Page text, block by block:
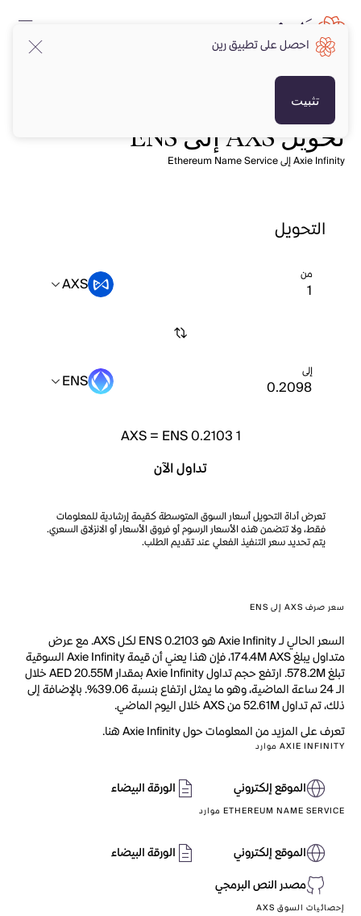
تحويل AXS إلى ENS
Axie Infinity إلى Ethereum Name Service
التحويل
من AXS
إلى ENS
1
AXS= ENS 0.2103
تداول الآن
تعرض أداة التحويل أسعار السوق المتوسطة كقيمة إرشادية للمعلومات
فقط، ولا تتضمن هذه الأسعار الرسوم أو فروق الأسعار أو الانزلاق السعري.
يتم تحديد سعر التنفيذ الفعلي عند تقديم الطلب.
سعر صرف AXS إلى ENS
السعر الحالي لـ Axie Infinity هو ENS 0.2103 لكل AXS. مع عرض
متداول يبلغ 174.4M AXS، فإن هذا يعني أن قيمة Axie Infinity السوقية
تبلغ 578.2M. ارتفع حجم تداول Axie Infinity بمقدار AED 20.55M خلال
الـ 24 ساعة الماضية، وهو ما يمثل ارتفاع بنسبة 39.06%. بالإضافة إلى
ذلك، تم تداول 52.61M من AXS خلال اليوم الماضي.
تعرف على المزيد من المعلومات حول Axie Infinity هنا.
AXIE INFINITY موارد
الموقع إلكتروني الورقة البيضاء
ETHEREUM NAME SERVICE موارد
الموقع إلكتروني
الورقة البيضاء
مصدر النص البرمجي
إحصائيات السوق AXS
احصل على تطبيق رين
تثبيت